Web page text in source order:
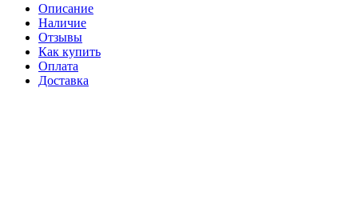
Описание
Наличие
Отзывы
Как купить
Оплата
Доставка